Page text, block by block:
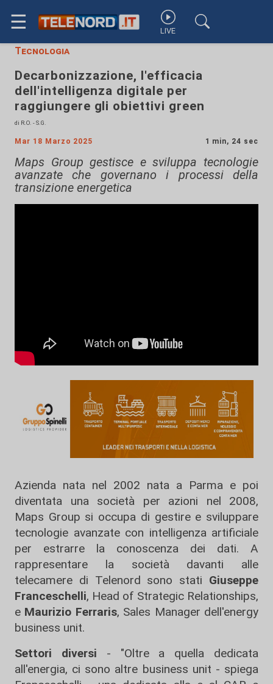
☰ LIVE
Tecnologia
Decarbonizzazione, l'efficacia
dell'intelligenza digitale per
raggiungere gli obiettivi green
di R.O. - S.G.
Mar 18 Marzo 2025 1 min, 24 sec
Maps Group gestisce e sviluppa tecnologie
avanzate che governano i processi della
transizione energetica
Azienda nata nel 2002 nata a Parma e poi
diventata una società per azioni nel 2008,
Maps Group si occupa di gestire e sviluppare
tecnologie avanzate con intelligenza artificiale
per estrarre la conoscenza dei dati. A
rappresentare la società davanti alle
telecamere di Telenord sono stati Giuseppe
Franceschelli, Head of Strategic Relationships,
e Maurizio Ferraris, Sales Manager dell'energy
business unit.
Settori diversi - "Oltre a quella dedicata
all'energia, ci sono altre business unit - spiega